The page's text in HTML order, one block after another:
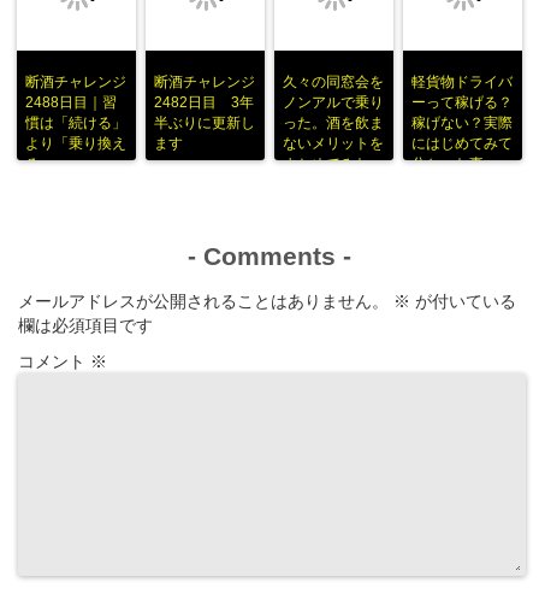
断酒チャレンジ
2488日目｜習
慣は「続ける」
より「乗り換え
る」
断酒チャレンジ
2482日目 3年
半ぶりに更新し
ます
久々の同窓会を
ノンアルで乗り
った。酒を飲ま
ないメリットを
まとめてみた
軽貨物ドライバ
ーって稼げる？
稼げない？実際
にはじめてみて
分かった事
- Comments -
メールアドレスが公開されることはありません。 ※ が付いている
欄は必須項目です
コメント ※